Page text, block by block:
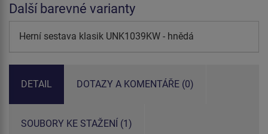
Další barevné varianty
Herní sestava klasik UNK1039KW - hnědá
DETAIL DOTAZY A KOMENTÁŘE (0)
SOUBORY KE STAŽENÍ (1)